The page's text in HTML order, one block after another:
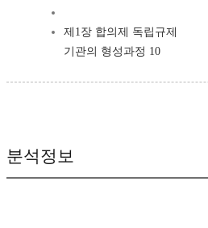
제1장 합의제 독립규제
기관의 형성과정 10
분석정보